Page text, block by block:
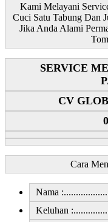
Kami Melayani
Cuci Satu Tabung Dan
Jika Anda Alami
SERVICE
CV
Cara
Nama
Keluhan